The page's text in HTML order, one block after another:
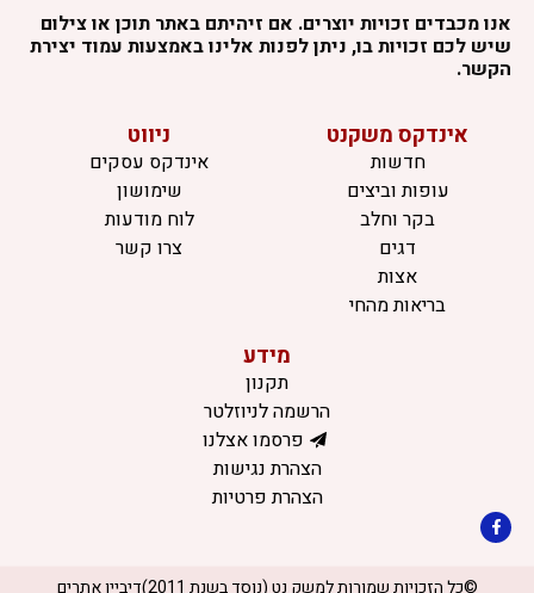
אנו מכבדים זכויות יוצרים. אם זיהיתם באתר תוכן או צילום
שיש לכם זכויות בו, ניתן לפנות אלינו באמצעות עמוד יצירת
הקשר.
אינדקס משקנט
חדשות
עופות וביצים
בקר וחלב
דגים
אצות
בריאות מהחי
ניווט
אינדקס עסקים
שימושון
לוח מודעות
צרו קשר
מידע
תקנון
הרשמה לניוזלטר
פרסמו אצלנו
הצהרת נגישות
הצהרת פרטיות
©כל הזכויות שמורות למשק נט (נוסד בשנת 2011) דיביין אתרים